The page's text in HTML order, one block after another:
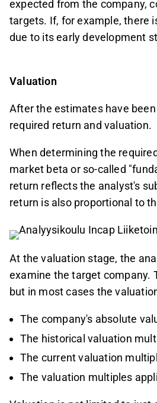
expected from the company,
targets. If, for example, there
due to its early development
Valuation
After the estimates have
required return and valuation.
When determining the
market beta or so-called
return reflects the analyst's
return is also proportional to
At the valuation stage, the
examine the target company.
but in most cases the
The company's absolute
The historical valuation
The current valuation
The valuation multiples